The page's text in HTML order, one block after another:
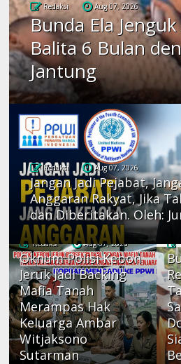
Redaksi Aug 07, 2026
Bunda Ela
Balita 6 Bulan
Jantung
Redaksi Aug 07, 2026
Jangan Jadi Pejabat,
Anggaran Rakyat, Jika
dan Diberitakan. Oleh:
Redaksi Aug 07, 2026
Oknum Polisi Kebon
Jeruk Jadi Backing
Mafia Tanah
Merampas Hak
Keluarga Ambar
Witjaksono
Sutarman